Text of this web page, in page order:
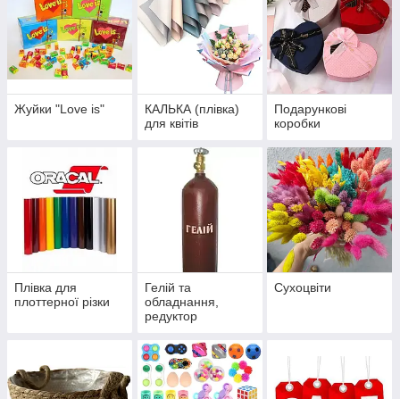
Жуйки "Love is"
КАЛЬКА (плівка)
для квітів
Подарункові
коробки
Плівка для
плоттерної різки
Гелій та
обладнання,
редуктор
Сухоцвіти